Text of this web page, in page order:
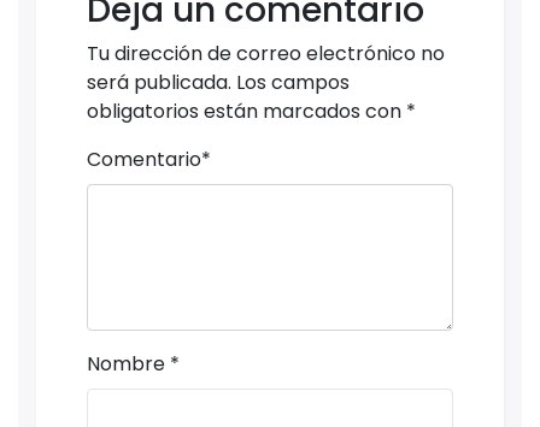
Deja un comentario
Tu dirección de correo electrónico no
será publicada. Los campos
obligatorios están marcados con *
Comentario*
Nombre *